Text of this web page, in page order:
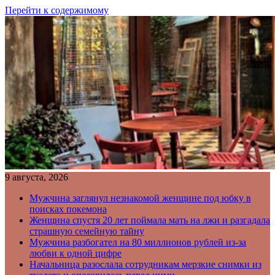
Перейти к содержимому
9 августа, 2026
Мужчина заглянул незнакомой женщине под юбку в
поисках покемона
Женщина спустя 20 лет поймала мать на лжи и разгадала
страшную семейную тайну
Мужчина разбогател на 80 миллионов рублей из-за
любви к одной цифре
Начальница разослала сотрудникам мерзкие снимки из